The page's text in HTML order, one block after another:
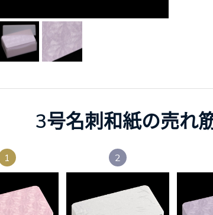
3号名刺和紙の売れ
1 2